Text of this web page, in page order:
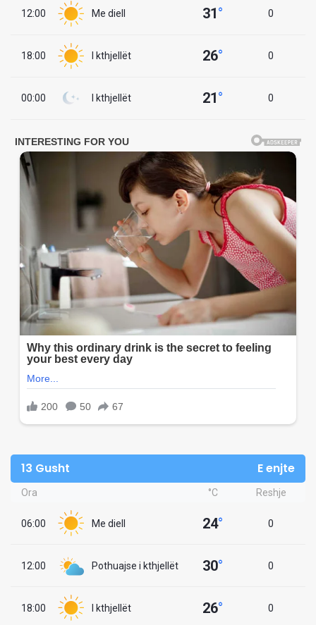
12:00 Me diell 31° 0
18:00 I kthjellët 26° 0
00:00 I kthjellët 21° 0
13 Gusht E enjte
Ora °C Reshje
06:00 Me diell 24° 0
12:00 Pothuajse i kthjellët 30° 0
18:00 I kthjellët 26° 0